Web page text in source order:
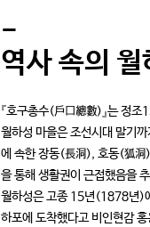
-
역사 속의 월
『호구총수(戶口總數)』는 정
월하성 마을은 조선시대 말기
에 속한 장동(長洞), 호동(狐洞
을 통해 생활권이 근접했음을
월하성은 고종 15년(1878년)에
하포에 도착했다고 비인현감